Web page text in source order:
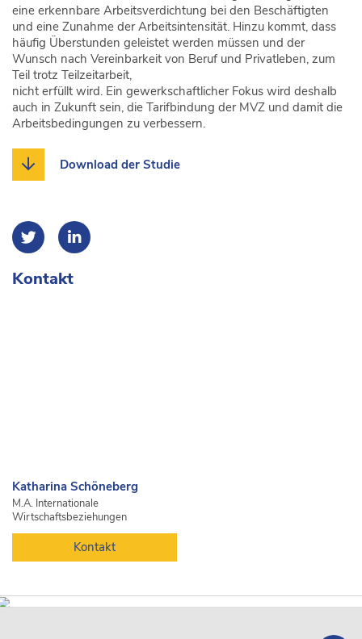
eine erkennbare Arbeitsverdichtung bei den Beschäftigten
und eine Zunahme der Arbeitsintensität. Hinzu kommt, dass
häufig Überstunden geleistet werden müssen und der
Wunsch nach Vereinbarkeit von Beruf und Privatleben, zum
Teil trotz Teilzeitarbeit,
nicht erfüllt wird. Ein gewerkschaftlicher Fokus wird deshalb
auch in Zukunft sein, die Tarifbindung der MVZ und damit die
Arbeitsbedingungen zu verbessern.
Download der Studie
Kontakt
Katharina Schöneberg
M.A. Internationale
Wirtschaftsbeziehungen
Kontakt